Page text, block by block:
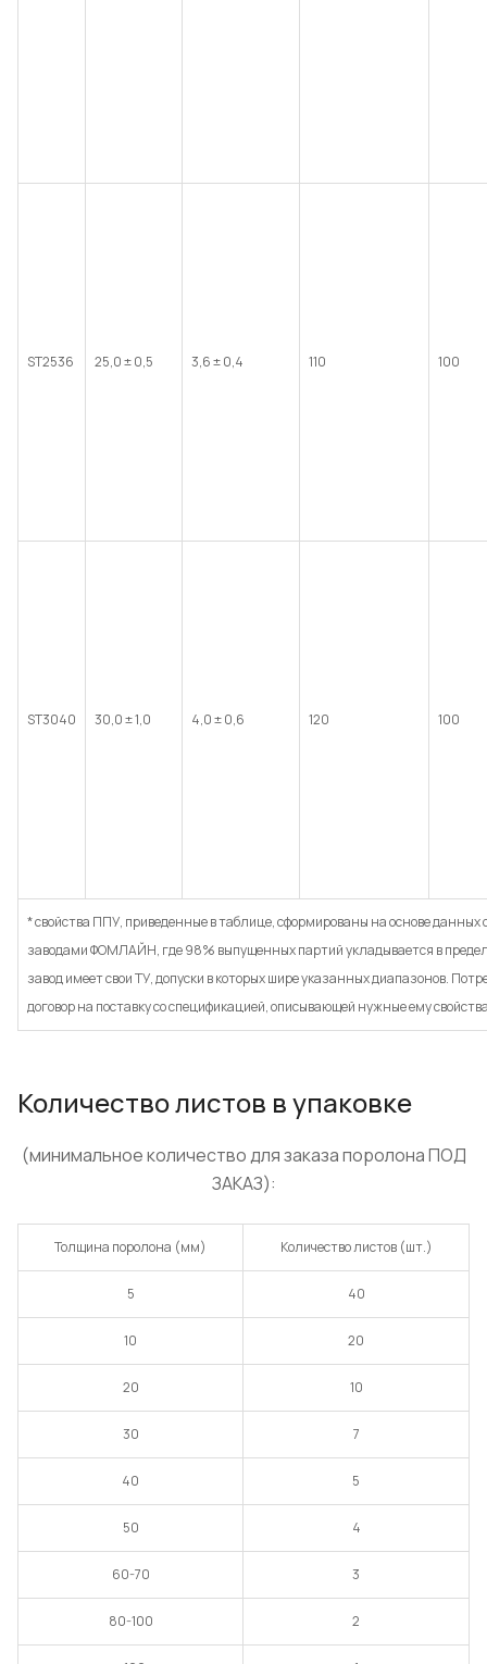
ST2536 25,0 ± 0,5 3,6 ± 0,4 110 100
ST3040 30,0 ± 1,0 4,0 ± 0,6 120 100
* свойства ППУ, приведенные в таблице, сформированы на основе данных
заводами ФОМЛАЙН, где 98% выпущенных партий укладывается в
завод имеет свои ТУ, допуски в которых шире указанных диапазонов.
договор на поставку со спецификацией, описывающей нужные ему
Количество листов в упаковке
(минимальное количество для заказапоролона ПОД
ЗАКАЗ):
Толщина поролона (мм) Количество листов (шт.)
5 40
10 20
20 10
30 7
40 5
50 4
60-70 3
80-100 2